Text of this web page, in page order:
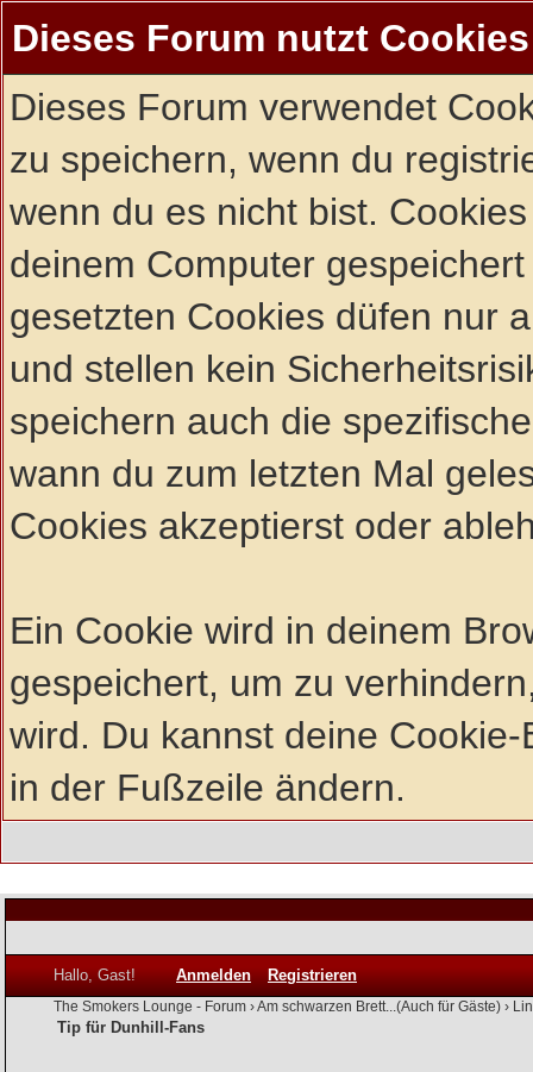
Dieses Forum nutzt Cookies
Dieses Forum verwendet
zu speichern, wenn du
wenn du es nicht bist.
deinem Computer
gesetzten Cookies düfen nur
und stellen kein
speichern auch die
wann du zum letzten Mal
Cookies akzeptierst oder
Ein Cookie wird in deinem
gespeichert, um zu
wird. Du kannst deine
in der Fußzeile ändern.
Hallo, Gast! Anmelden Registrieren
The Smokers Lounge - Forum ›Am schwarzen Brett...(Auch für Gäste) ›
Tip für Dunhill-Fans